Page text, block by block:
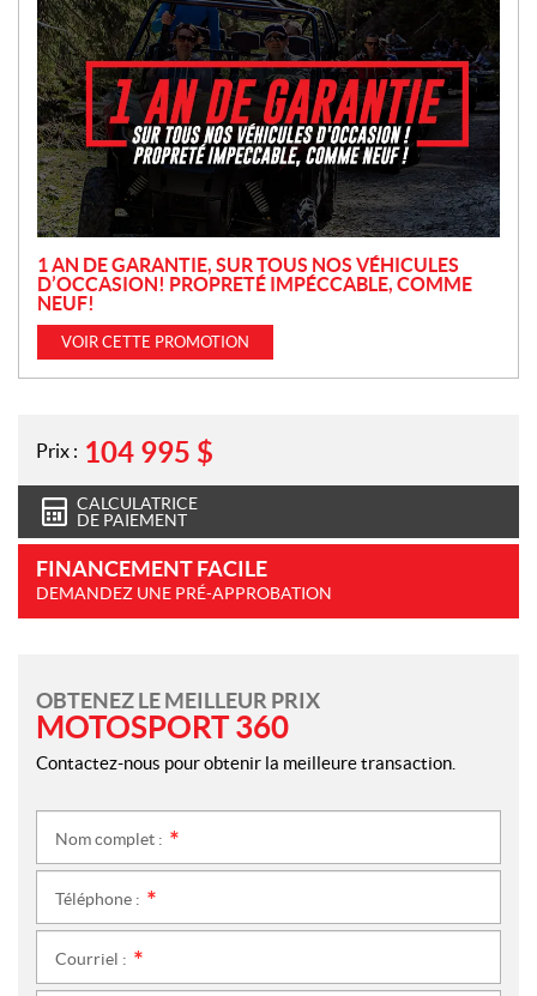
r
o
m
o
t
i
o
n
1 AN DE GARANTIE, SUR TOUS NOS VÉHICULES
D’OCCASION! PROPRETÉ IMPÉCCABLE, COMME
NEUF!
VOIR CETTE PROMOTION
Prix : 104 995 $
CALCULATRICE
DE PAIEMENT
FINANCEMENT FACILE
DEMANDEZ UNE PRÉ-APPROBATION
OBTENEZ LE MEILLEUR PRIX
MOTOSPORT 360
Contactez-nous pour obtenir la meilleure transaction.
Nom complet :
Téléphone :
Courriel :